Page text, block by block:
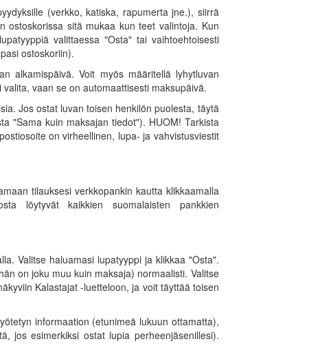
(verkko, katiska, rapumerta jne.), siirrä
ostoskorissa sitä mukaa kun teet valintoja. Kun
valittaessa "Osta" tai vaihtoehtoisesti
ostoskoriin).
alkamispäivä. Voit myös määritellä lyhytluvan
vaan se on automaattisesti maksupäivä.
Jos ostat luvan toisen henkilön puolesta, täytä
"Sama kuin maksajan tiedot"). HUOM! Tarkista
on virheellinen, lupa- ja vahvistusviestit
tilauksesi verkkopankin kautta klikkaamalla
löytyvät kaikkien suomalaisten pankkien
Valitse haluamasi lupatyyppi ja klikkaa "Osta".
on joku muu kuin maksaja) normaalisti. Valitse
Kalastajat -luetteloon, ja voit täyttää toisen
informaation (etunimeä lukuun ottamatta),
jos esimerkiksi ostat lupia perheenjäsenillesi).